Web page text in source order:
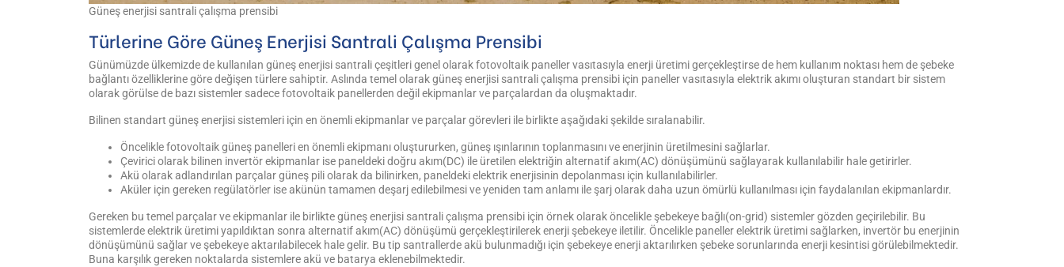
Güneş enerjisi santrali çalışma prensibi
Türlerine Göre Güneş Enerjisi Santrali Çalışma Prensibi
Günümüzde ülkemizde de kullanılan güneş enerjisi santrali çeşitleri genel olarak fotovoltaik paneller vasıtasıyla enerji üretimi gerçekleştirse de hem kullanım noktası hem de şebeke
bağlantı özelliklerine göre değişen türlere sahiptir. Aslında temel olarak güneş enerjisi santrali çalışma prensibi için paneller vasıtasıyla elektrik akımı oluşturan standart bir sistem
olarak görülse de bazı sistemler sadece fotovoltaik panellerden değil ekipmanlar ve parçalardan da oluşmaktadır.
Bilinen standart güneş enerjisi sistemleri için en önemli ekipmanlar ve parçalar görevleri ile birlikte aşağıdaki şekilde sıralanabilir.
Öncelikle fotovoltaik güneş panelleri en önemli ekipmanı oluştururken, güneş ışınlarının toplanmasını ve enerjinin üretilmesini sağlarlar.
Çevirici olarak bilinen invertör ekipmanlar ise paneldeki doğru akım(DC) ile üretilen elektriğin alternatif akım(AC) dönüşümünü sağlayarak kullanılabilir hale getirirler.
Akü olarak adlandırılan parçalar güneş pili olarak da bilinirken, paneldeki elektrik enerjisinin depolanması için kullanılabilirler.
Aküler için gereken regülatörler ise akünün tamamen deşarj edilebilmesi ve yeniden tam anlamı ile şarj olarak daha uzun ömürlü kullanılması için faydalanılan ekipmanlardır.
Gereken bu temel parçalar ve ekipmanlar ile birlikte güneş enerjisi santrali çalışma prensibi için örnek olarak öncelikle şebekeye bağlı(on-grid) sistemler gözden geçirilebilir. Bu
sistemlerde elektrik üretimi yapıldıktan sonra alternatif akım(AC) dönüşümü gerçekleştirilerek enerji şebekeye iletilir. Öncelikle paneller elektrik üretimi sağlarken, invertör bu enerjinin
dönüşümünü sağlar ve şebekeye aktarılabilecek hale gelir. Bu tip santrallerde akü bulunmadığı için şebekeye enerji aktarılırken şebeke sorunlarında enerji kesintisi görülebilmektedir.
Buna karşılık gereken noktalarda sistemlere akü ve batarya eklenebilmektedir.